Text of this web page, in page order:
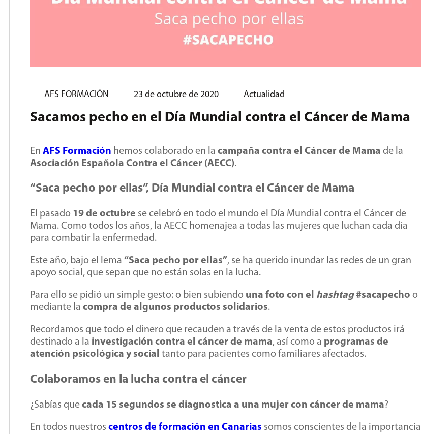
AFS FORMACIÓN 23 de octubre de 2020 Actualidad
Sacamos pecho en el Día Mundial contra el Cáncer de Mama
En AFS Formación hemos colaborado en la campaña contra el Cáncer de Mama de la
Asociación Española Contra el Cáncer (AECC).
“Saca pecho por ellas”, Día Mundial contra el Cáncer de Mama
El pasado 19 de octubre se celebró en todo el mundo el Día Mundial contra el Cáncer de
Mama. Como todos los años, la AECC homenajea a todas las mujeres que luchan cada día
para combatir la enfermedad.
Este año, bajo el lema “Saca pecho por ellas”, se ha querido inundar las redes de un gran
apoyo social, que sepan que no están solas en la lucha.
Para ello se pidió un simple gesto: o bien subiendo una foto con el hashtag#sacapecho o
mediante la compra de algunos productos solidarios.
Recordamos que todo el dinero que recauden a través de la venta de estos productos irá
destinado a la investigación contra el cáncer de mama, así como a programas de
atención psicológica y social tanto para pacientes como familiares afectados.
Colaboramos en la lucha contra el cáncer
¿Sabías que cada 15 segundos se diagnostica a una mujer con cáncer de mama?
En todos nuestros centros de formación en Canarias somos conscientes de la importancia